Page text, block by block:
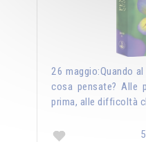
26 maggio:Quando
cosa pensate? Alle
prima, alle difficoltà